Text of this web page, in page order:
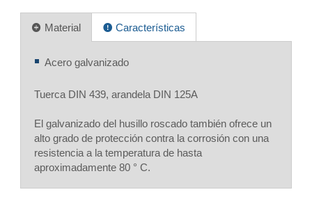
Material Características
Acero galvanizado
Tuerca DIN 439, arandela DIN 125A
El galvanizado del husillo roscado también ofrece un
alto grado de protección contra la corrosión con una
resistencia a la temperatura de hasta
aproximadamente 80 ° C.